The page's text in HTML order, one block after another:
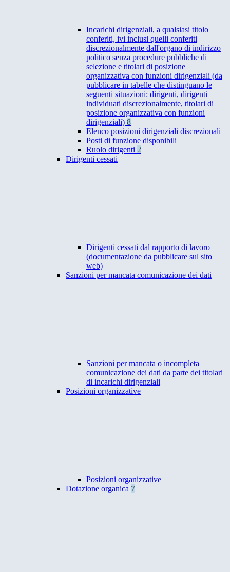
Incarichi dirigenziali, a qualsiasi titolo
conferiti, ivi inclusi quelli conferiti
discrezionalmente dall'organo di indirizzo
politico senza procedure pubbliche di
selezione e titolari di posizione
organizzativa con funzioni dirigenziali (da
pubblicare in tabelle che distinguano le
seguenti situazioni: dirigenti, dirigenti
individuati discrezionalmente, titolari di
posizione organizzativa con funzioni
dirigenziali) 8
Elenco posizioni dirigenziali discrezionali
Posti di funzione disponibili
Ruolo dirigenti 2
Dirigenti cessati
Dirigenti cessati dal rapporto di lavoro
(documentazione da pubblicare sul sito
web)
Sanzioni per mancata comunicazione dei dati
Sanzioni per mancata o incompleta
comunicazione dei dati da parte dei titolari
di incarichi dirigenziali
Posizioni organizzative
Posizioni organizzative
Dotazione organica 7